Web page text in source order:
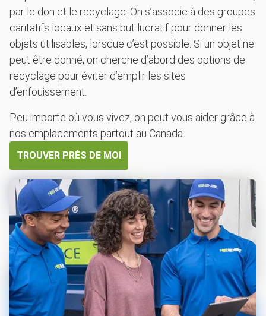
par le don et le recyclage. On s’associe à des groupes
caritatifs locaux et sans but lucratif pour donner les
objets utilisables, lorsque c’est possible. Si un objet ne
peut être donné, on cherche d’abord des options de
recyclage pour éviter d’emplir les sites
d’enfouissement.
Peu importe où vous vivez, on peut vous aider grâce à
nos emplacements partout au Canada.
TROUVER PRÈS DE MOI